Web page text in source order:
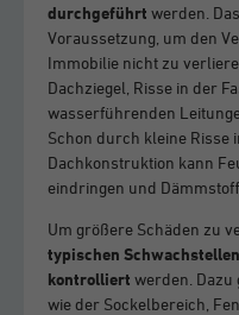
durchgeführt werden.
Voraussetzung, um den
Immobilie nicht zu
Dachziegel, Risse in der
wasserführenden
Schon durch kleine Risse
Dachkonstruktion kann
eindringen und
Um größere Schäden zu
typischen
kontrolliert werden. Dazu
wie der Sockelbereich,